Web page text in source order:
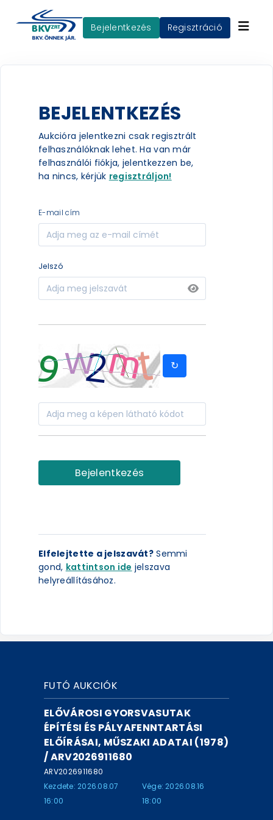
Bejelentkezés Regisztráció
BEJELENTKEZÉS
Aukcióra jelentkezni csak regisztrált
felhasználóknak lehet. Ha van már
felhasználói fiókja, jelentkezzen be,
ha nincs, kérjük regisztráljon!
e-mail cím
jelszó
↻
Bejelentkezés
Elfelejtette a jelszavát? Semmi
gond, kattintson ide jelszava
helyreállításához.
FUTÓ AUKCIÓK
ELŐVÁROSI GYORSVASUTAK
ÉPÍTÉSI ÉS PÁLYAFENNTARTÁSI
ELŐÍRÁSAI, MŰSZAKI ADATAI (1978)
/ ARV2026911680
ARV2026911680
Kezdete: 2026.08.07
16:00
Vége: 2026.08.16
18:00